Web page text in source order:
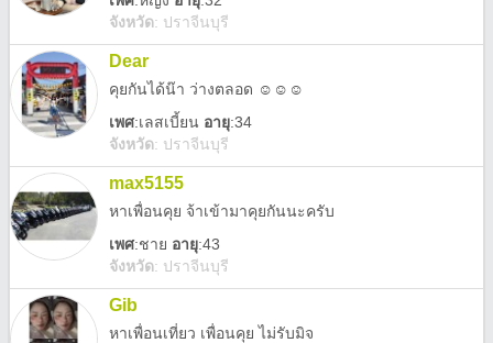
จังหวัด: ปราจีนบุรี
Dear
คุยกันได้น๊า ว่างตลอด ☺️☺️☺️
เพศ:เลสเบี้ยน อายุ:34
จังหวัด: ปราจีนบุรี
max5155
หาเพื่อนคุย จ้าเข้ามาคุยกันนะครับ
เพศ:ชาย อายุ:43
จังหวัด: ปราจีนบุรี
Gib
หาเพื่อนเที่ยว เพื่อนคุย ไม่รับมิจ